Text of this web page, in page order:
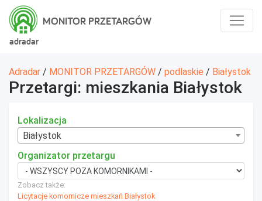
adradar
MONITOR PRZETARGÓW
Adradar / MONITOR PRZETARGÓW / podlaskie / Białystok
Przetargi: mieszkania Białystok
Lokalizacja
Białystok
Organizator przetargu
Zobacz także:
Licytacje komornicze mieszkań Białystok